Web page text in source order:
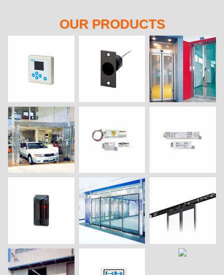
OUR PRODUCTS